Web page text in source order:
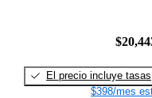
El precio incluye tasas
$398/mes